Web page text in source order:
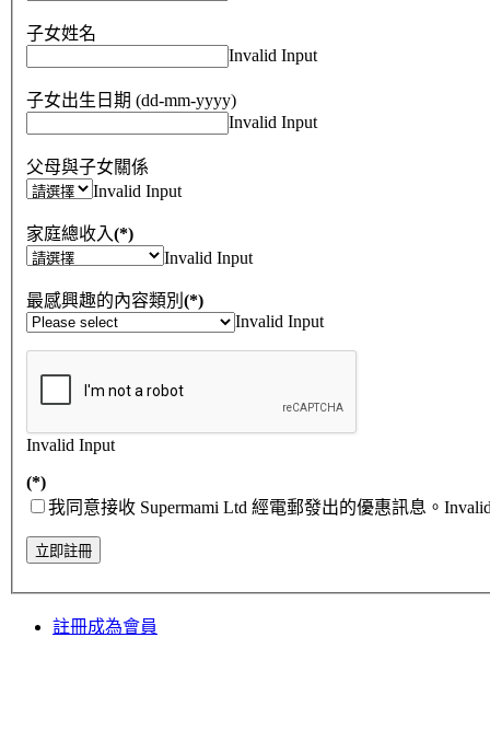
子女姓名
Invalid Input
子女出生日期 (dd-mm-yyyy)
Invalid Input
父母與子女關係
Invalid Input
家庭總收入(*)
Invalid Input
最感興趣的內容類別 (*)
Invalid Input
Invalid Input
(*)
我同意接收 Supermami Ltd 經電郵發出的優惠訊息。
註冊成為會員